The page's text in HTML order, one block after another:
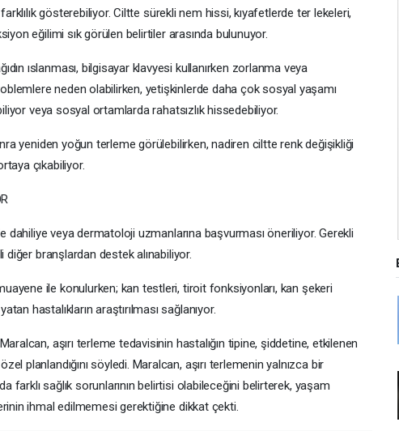
gösterebiliyor. Ciltte sürekli nem hissi, kıyafetlerde ter lekeleri,
eğilimi sık görülen belirtiler arasında bulunuyor.
ıslanması, bilgisayar klavyesi kullanırken zorlanma veya
neden olabilirken, yetişkinlerde daha çok sosyal yaşamı
veya sosyal ortamlarda rahatsızlık hissedebiliyor.
yeniden yoğun terleme görülebilirken, nadiren ciltte renk değişikliği
çıkabiliyor.
dahiliye veya dermatoloji uzmanlarına başvurması öneriliyor. Gerekli
branşlardan destek alınabiliyor.
ile konulurken; kan testleri, tiroit fonksiyonları, kan şekeri
hastalıkların araştırılması sağlanıyor.
aşırı terleme tedavisinin hastalığın tipine, şiddetine, etkilenen
planlandığını söyledi. Maralcan, aşırı terlemenin yalnızca bir
farklı sağlık sorunlarının belirtisi olabileceğini belirterek, yaşam
ihmal edilmemesi gerektiğine dikkat çekti.